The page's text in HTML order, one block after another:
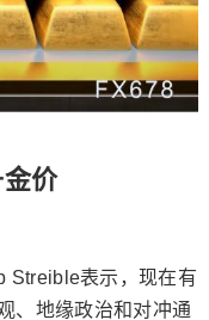
价
Streible表示，现在有
、地缘政治和对冲通